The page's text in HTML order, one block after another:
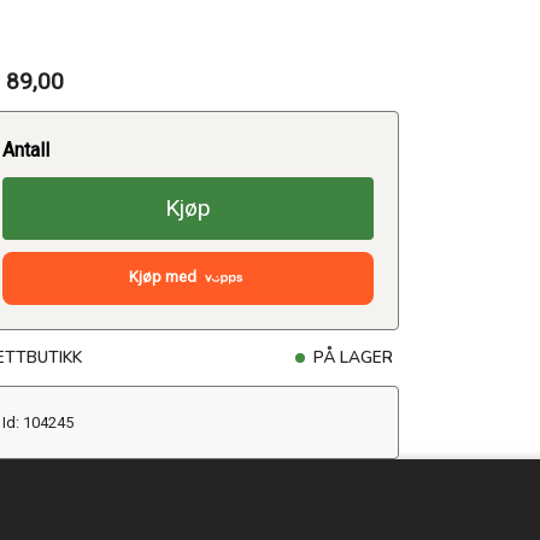
89,00
Antall
Kjøp
Kjøp med
PÅ LAGER
Id: 104245